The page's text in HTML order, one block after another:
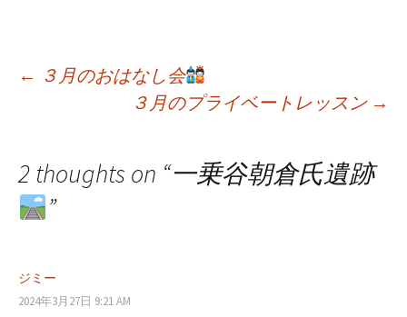
稿
ナ
ビ
← ３月のおはなし会
３月のプライベートレッスン →
2 thoughts on “一乗谷朝倉氏遺跡
”
ジミー
2024年3月27日 9:21 AM